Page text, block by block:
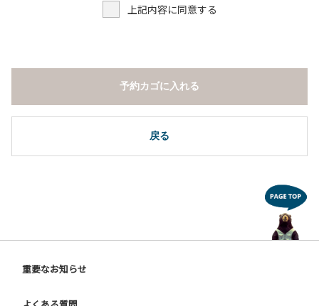
上記内容に同意する
戻る
予約カゴに入れる
重要なお知らせ